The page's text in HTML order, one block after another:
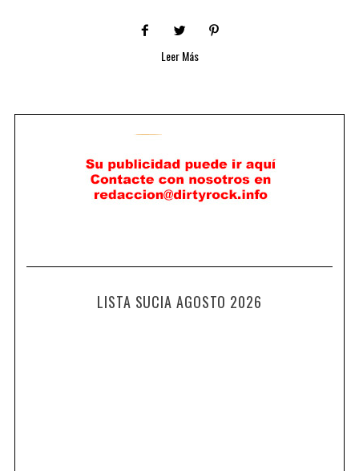
Leer Más
LISTA SUCIA AGOSTO 2026